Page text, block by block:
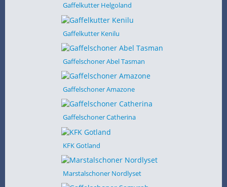
Gaffelkutter Helgoland
Gaffelkutter Kenilu
Gaffelschoner Abel Tasman
Gaffelschoner Amazone
Gaffelschoner Catherina
KFK Gotland
Marstalschoner Nordlyset